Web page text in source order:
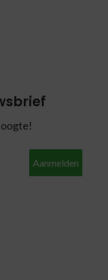
Aanmelden